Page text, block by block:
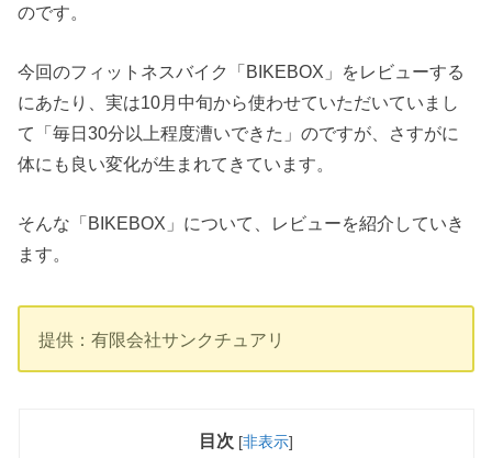
のです。
今回のフィットネスバイク「BIKEBOX」をレビューする
にあたり、実は10月中旬から使わせていただいていまし
て「毎日30分以上程度漕いできた」のですが、さすがに
体にも良い変化が生まれてきています。
そんな「BIKEBOX」について、レビューを紹介していき
ます。
提供：有限会社サンクチュアリ
目次 [非表示]